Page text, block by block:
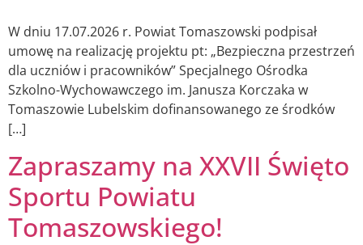
W dniu 17.07.2026 r. Powiat Tomaszowski podpisał
umowę na realizację projektu pt: „Bezpieczna przestrzeń
dla uczniów i pracowników” Specjalnego Ośrodka
Szkolno-Wychowawczego im. Janusza Korczaka w
Tomaszowie Lubelskim dofinansowanego ze środków
[…]
Zapraszamy na XXVII Święto
Sportu Powiatu
Tomaszowskiego!